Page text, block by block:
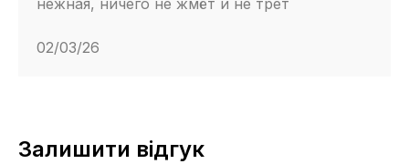
нежная, ничего не жмёт и не трет
02/03/26
Залишити відгук